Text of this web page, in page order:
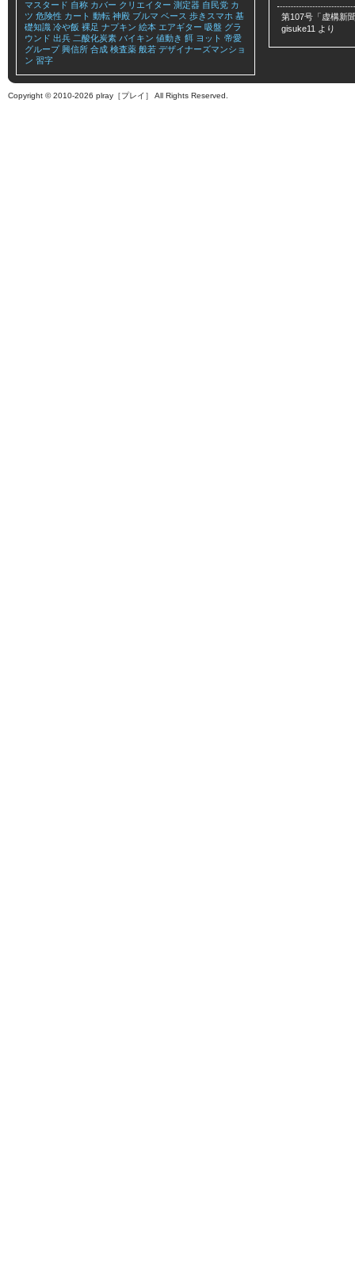
マスタード 自称 カバー クリエイター 測定器 自民党 カ
ツ 危険性 カート 動転 神殿 ブルマ ベース 歩きスマホ 基
礎知識 冷や飯 裸足 ナプキン 絵本 エアギター 吸盤 グラ
ウンド 出兵 二酸化炭素 バイキン 値動き 餌 ヨット 帝愛
グループ 興信所 合成 検査薬 般若 デザイナーズマンショ
ン 習字
第107号「虚構新
gisuke11 より
Copyright © 2010-2026 plray［プレイ］ All Rights Reserved.